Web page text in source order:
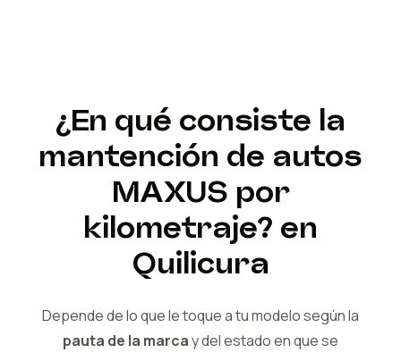
¿En qué consiste la
mantención de autos
MAXUS por
kilometraje? en
Quilicura
Depende de lo que le toque a tu modelo según la
pauta de la marcay delestado en que se